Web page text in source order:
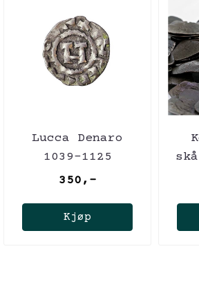
Lucca Denaro
1039-1125
350,-
Kjøp